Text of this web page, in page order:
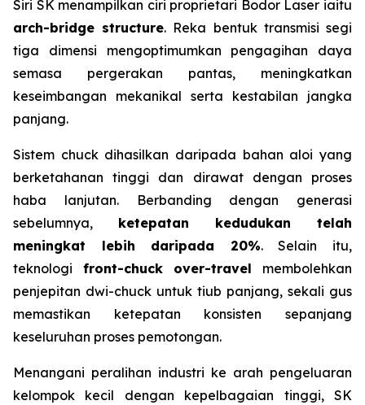
Siri SK menampilkan ciri proprietari Bodor Laser iaitu
arch-bridge structure. Reka bentuk transmisi segi
tiga dimensi mengoptimumkan pengagihan daya
semasa pergerakan pantas, meningkatkan
keseimbangan mekanikal serta kestabilan jangka
panjang.
Sistem chuck dihasilkan daripada bahan aloi yang
berketahanan tinggi dan dirawat dengan proses
haba lanjutan. Berbanding dengan generasi
sebelumnya, ketepatan kedudukan telah
meningkat lebih daripada 20%. Selain itu,
teknologi front-chuck over-travel membolehkan
penjepitan dwi-chuck untuk tiub panjang, sekali gus
memastikan ketepatan konsisten sepanjang
keseluruhan proses pemotongan.
Menangani peralihan industri ke arah pengeluaran
kelompok kecil dengan kepelbagaian tinggi, SK